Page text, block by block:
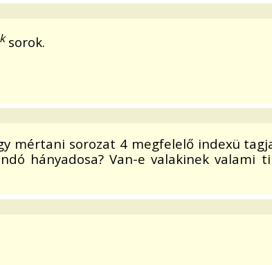
ksorok.
mértani sorozat 4 megfelelő indexü
hányadosa? Van-e valakinek valami